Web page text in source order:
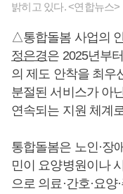
밝히고 있다. <연합뉴스>
△통합돌봄 사업의
정은경은 2025년부
의 제도 안착을 최우
분절된 서비스가 아
연속되는 지원 체계
통합돌봄은 노인·장
민이 요양병원이나
으로 의료·간호·요